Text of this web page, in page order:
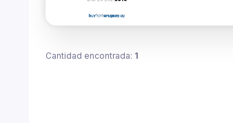
Cantidad encontrada: 1